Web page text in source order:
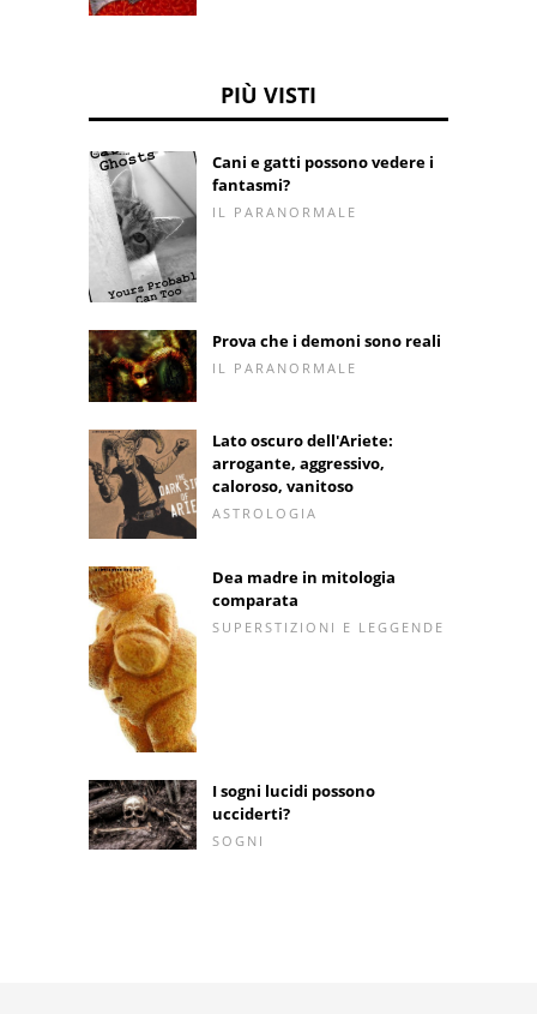
PIÙ VISTI
Cani e gatti possono vedere i
fantasmi?
IL PARANORMALE
Prova che i demoni sono reali
IL PARANORMALE
Lato oscuro dell'Ariete:
arrogante, aggressivo,
caloroso, vanitoso
ASTROLOGIA
Dea madre in mitologia
comparata
SUPERSTIZIONI E LEGGENDE
I sogni lucidi possono
ucciderti?
SOGNI